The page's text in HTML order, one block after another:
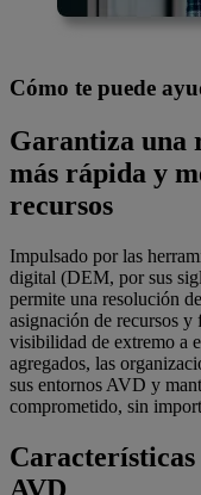
Cómo te puede
Garantiza una
más rápida y
recursos
Impulsado por las
digital (DEM, por sus
permite una resolución
asignación de recursos
visibilidad de extremo a
agregados, las
sus entornos AVD y
comprometido, sin